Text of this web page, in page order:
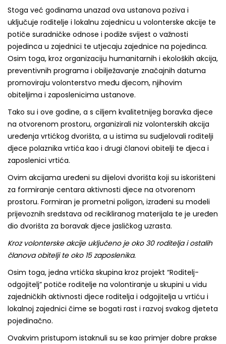
Stoga već godinama unazad ova ustanova poziva i
uključuje roditelje i lokalnu zajednicu u volonterske akcije te
potiče suradničke odnose i podiže svijest o važnosti
pojedinca u zajednici te utjecaju zajednice na pojedinca.
Osim toga, kroz organizaciju humanitarnih i ekoloških akcija,
preventivnih programa i obilježavanje značajnih datuma
promoviraju volonterstvo među djecom, njihovim
obiteljima i zaposlenicima ustanove.
Tako su i ove godine, a s ciljem kvalitetnijeg boravka djece
na otvorenom prostoru, organizirali niz volonterskih akcija
uređenja vrtićkog dvorišta, a u istima su sudjelovali roditelji
djece polaznika vrtića kao i drugi članovi obitelji te djeca i
zaposlenici vrtića.
Ovim akcijama uređeni su dijelovi dvorišta koji su iskorišteni
za formiranje centara aktivnosti djece na otvorenom
prostoru. Formiran je prometni poligon, izrađeni su modeli
prijevoznih sredstava od recikliranog materijala te je uređen
dio dvorišta za boravak djece jasličkog uzrasta.
Kroz volonterske akcije uključeno je oko 30 roditelja i ostalih
članova obitelji te oko 15 zaposlenika.
Osim toga, jedna vrtićka skupina kroz projekt “Roditelj-
odgojitelj” potiče roditelje na volontiranje u skupini u vidu
zajedničkih aktivnosti djece roditelja i odgojitelja u vrtiću i
lokalnoj zajednici čime se bogati rast i razvoj svakog djeteta
pojedinačno.
Ovakvim pristupom istaknuli su se kao primjer dobre prakse